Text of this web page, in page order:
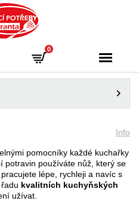
Příbram
0
Info
pomocníky každé kuchařky
potravin používáte nůž, který se
lépe, rychleji a navíc s
kvalitních kuchyňských
užívat.